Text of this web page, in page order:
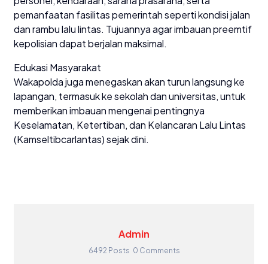
pemanfaatan fasilitas pemerintah seperti kondisi jalan
dan rambu lalu lintas. Tujuannya agar imbauan preemtif
kepolisian dapat berjalan maksimal.
Edukasi Masyarakat
Wakapolda juga menegaskan akan turun langsung ke
lapangan, termasuk ke sekolah dan universitas, untuk
memberikan imbauan mengenai pentingnya
Keselamatan, Ketertiban, dan Kelancaran Lalu Lintas
(Kamseltibcarlantas) sejak dini.
Admin
6492 Posts 0 Comments